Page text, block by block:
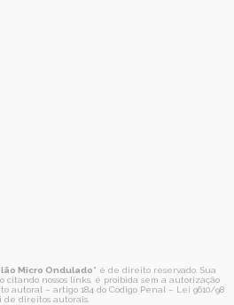
Micro Ondulado" é de direito reservado. Sua
citando nossos links, é proibida sem a autorização
autoral – artigo 184 do Código Penal – Lei 9610/98
de direitos autorais